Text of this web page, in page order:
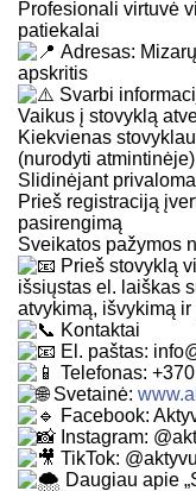
Profesionali virtuvė
patiekalai
Adresas:
apskritis
Svarbi
Vaikus į stovyklą
Kiekvienas
(nurodyti atmintinėje)
Slidinėjant
Prieš registraciją
pasirengimą
Sveikatos pažymos
Prieš stovyklą
išsiųstas el. laiškas
atvykimą, išvykimą
Kontaktai
El. paštas:
Telefonas:
Svetainė:
Facebook:
Instagram:
TikTok:
Daugiau apie